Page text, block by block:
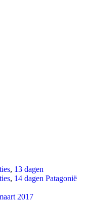
, 13 dagen
, 14 dagen Patagonië
2017